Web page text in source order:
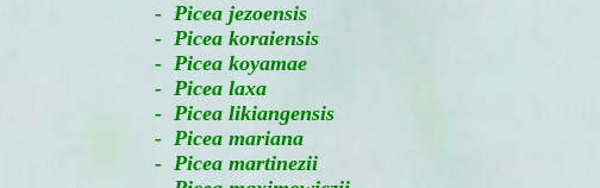
- Picea jezoensis
- Picea koraiensis
- Picea koyamae
- Picea laxa
- Picea likiangensis
- Picea mariana
- Picea martinezii